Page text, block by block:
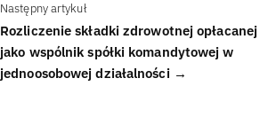
Następny artykuł
Rozliczenie składki zdrowotnej opłacanej
jako wspólnik spółki komandytowej w
jednoosobowej działalności →